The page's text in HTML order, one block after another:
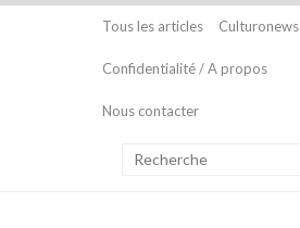
Tous les articles Culturonews
Confidentialité / A propos
Nous contacter